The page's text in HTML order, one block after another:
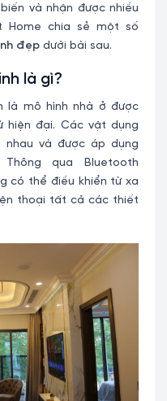
và nhận được nhiều
Home chia sẻ một số
đẹp dưới bài sau.
là gì?
là mô hình nhà ở được
hiện đại. Các vật dụng
và được áp dụng
qua Bluetooth
có thể điều khiển từ xa
thoại tất cả các thiết